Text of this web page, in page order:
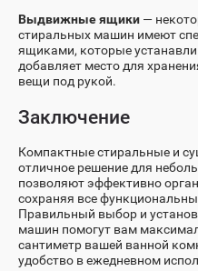
Выдвижные ящики —
стиральных машин имеют
ящиками, которые
добавляет место для
вещи под рукой.
Заключение
Компактные стиральные и
отличное решение для
позволяют эффективно
сохраняя все
Правильный выбор и
машин помогут вам
сантиметр вашей ванной
удобство в ежедневном